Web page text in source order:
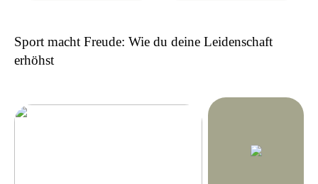
Sport macht Freude: Wie du deine Leidenschaft
erhöhst